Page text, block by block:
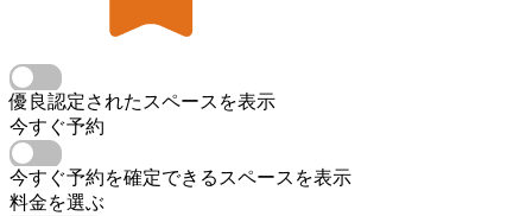
優良認定されたスペースを表示
今すぐ予約
今すぐ予約を確定できるスペースを表示
料金を選ぶ